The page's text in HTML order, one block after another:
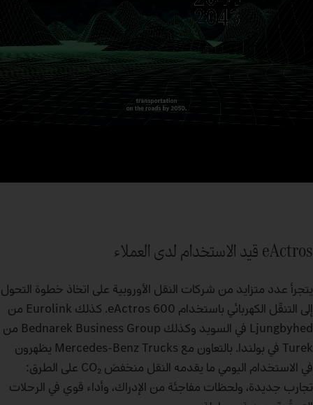
eActros قيد الاستخدام لدى العملاء
يتجرأ عدد متزايد من شركات النقل الأوروبية على اتخاذ خطوة التحول
إلى التنقّل الكهربائي باستخدام eActros 600. كذلك Eurolink من
Ljungbyhed في السويد وكذلك Bednarek Business Group من
Turek في بولندا. بالتعاون مع Mercedes‑Benz Trucks يظهرون
في الاستخدام اليومي ما يقدمه النقل منخفض CO₂ على الطرق:
تجارب جديدة، ولحظات مفاجئة من الإدراك، وأداء قوي في الرحلات